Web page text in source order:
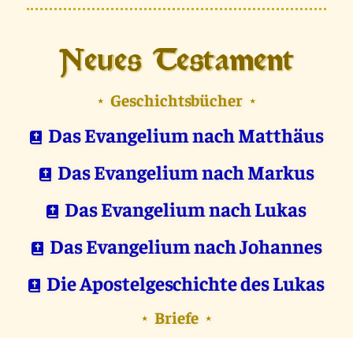
Neues Testament
⋆ Geschichtsbücher ⋆
Das Evangelium nach Matthäus
Das Evangelium nach Markus
Das Evangelium nach Lukas
Das Evangelium nach Johannes
Die Apostelgeschichte des Lukas
⋆ Briefe ⋆